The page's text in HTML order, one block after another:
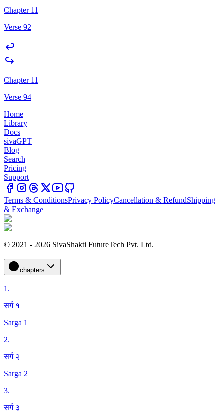
Chapter 11
Verse 92
Chapter 11
Verse 94
Home
Library
Docs
sivaGPT
Blog
Search
Pricing
Support
Terms & ConditionsPrivacy PolicyCancellation & RefundShipping
& Exchange
© 2021 - 2026 SivaShakti FutureTech Pvt. Ltd.
chapters
1.
सर्ग १
Sarga 1
2.
सर्ग २
Sarga 2
3.
सर्ग ३